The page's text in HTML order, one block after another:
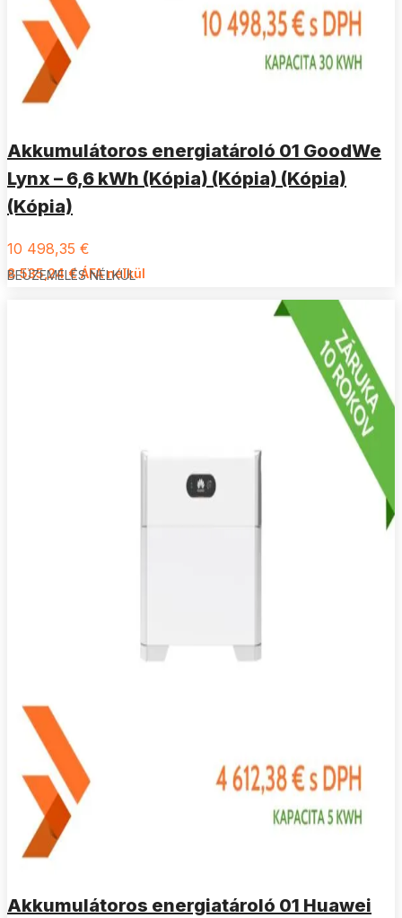
Akkumulátoros energiatároló 01 GoodWe
Lynx – 6,6 kWh (Kópia) (Kópia) (Kópia)
(Kópia)
10 498,35 €
8 535,24€ÁFA nélkül
BEÜZEMELÉS NÉLKÜL
Akkumulátoros energiatároló 01 Huawei